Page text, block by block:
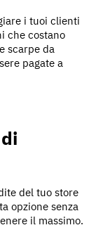
i tuoi clienti
che costano
scarpe da
pagate a
del tuo store
opzione senza
il massimo.